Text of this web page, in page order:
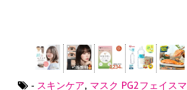
- スキンケア, マスク PG2フェイス